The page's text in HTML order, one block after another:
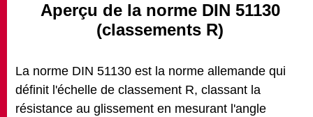
Aperçu de la norme DIN 51130
(classements R)
La norme DIN 51130 est la norme allemande qui
définit l'échelle de classement R, classant la
résistance au glissement en mesurant l'angle